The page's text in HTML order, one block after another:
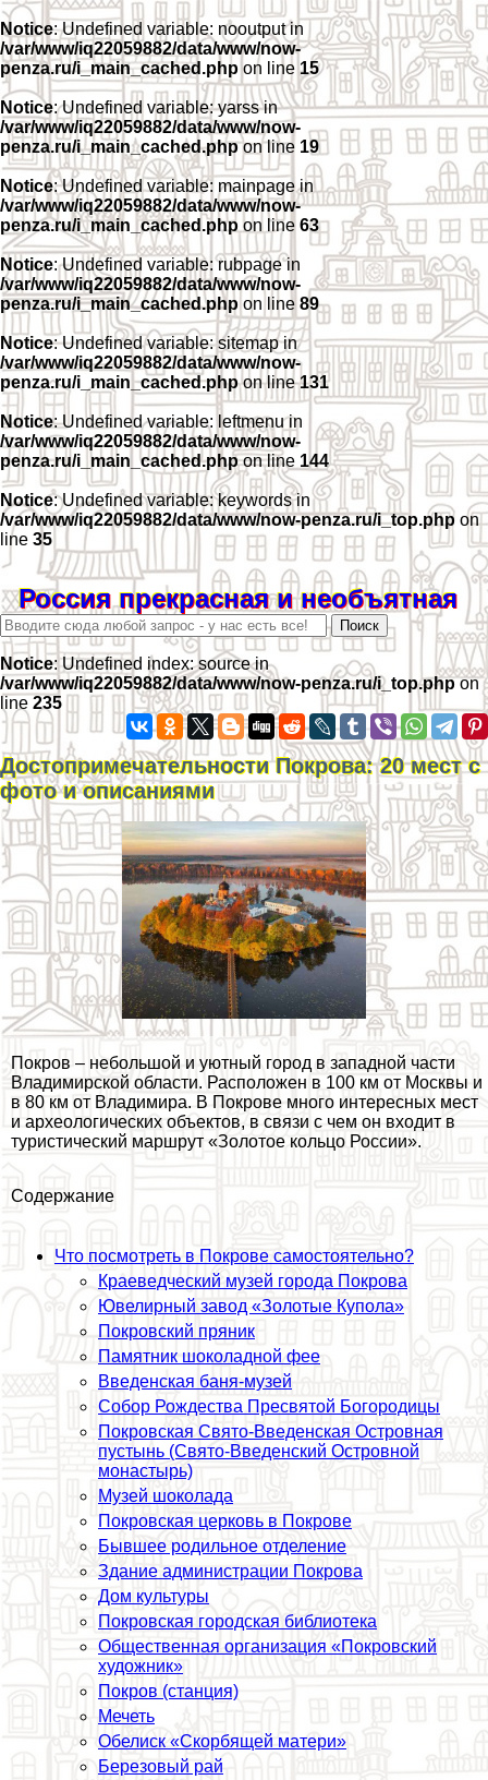
Notice: Undefined variable: nooutput in
/var/www/iq22059882/data/www/now-
penza.ru/i_main_cached.php on line 15
Notice: Undefined variable: yarss in
/var/www/iq22059882/data/www/now-
penza.ru/i_main_cached.phpon line 19
Notice: Undefined variable: mainpage in
/var/www/iq22059882/data/www/now-
penza.ru/i_main_cached.php on line 63
Notice: Undefined variable: rubpage in
/var/www/iq22059882/data/www/now-
penza.ru/i_main_cached.php on line 89
Notice: Undefined variable: sitemap in
/var/www/iq22059882/data/www/now-
penza.ru/i_main_cached.phpon line131
Notice: Undefined variable: leftmenu in
/var/www/iq22059882/data/www/now-
penza.ru/i_main_cached.phpon line 144
Notice: Undefined variable: keywords in
/var/www/iq22059882/data/www/now-penza.ru/i_top.php on
line 35
Россия прекрасная и необъятная
Notice: Undefined index: source in
/var/www/iq22059882/data/www/now-penza.ru/i_top.phpon
line 235
Достопримечательности Покрова: 20 мест с
фото и описаниями
Покров – небольшой и уютный город в западной части
Владимирской области. Расположен в 100 км от Москвы и
в 80 км от Владимира. В Покрове много интересных мест
и археологических объектов, в связи с чем он входит в
туристический маршрут «Золотое кольцо России».
Содержание
Что посмотреть в Покрове самостоятельно?
Краеведческий музей города Покрова
Ювелирный завод «Золотые Купола»
Покровский пряник
Памятник шоколадной фее
Введенская баня-музей
Собор Рождества Пресвятой Богородицы
Покровская Свято-Введенская Островная
пустынь (Свято-Введенский Островной
монастырь)
Музей шоколада
Покровская церковь в Покрове
Бывшее родильное отделение
Здание администрации Покрова
Дом культуры
Покровская городская библиотека
Общественная организация «Покровский
художник»
Покров (станция)
Мечеть
Обелиск «Скорбящей матери»
Березовый рай